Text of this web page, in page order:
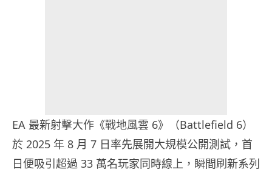
EA 最新射擊大作《戰地風雲 6》（Battlefield 6）
於 2025 年 8 月 7 日率先展開大規模公開測試，首
日便吸引超過 33 萬名玩家同時線上，瞬間刷新系列